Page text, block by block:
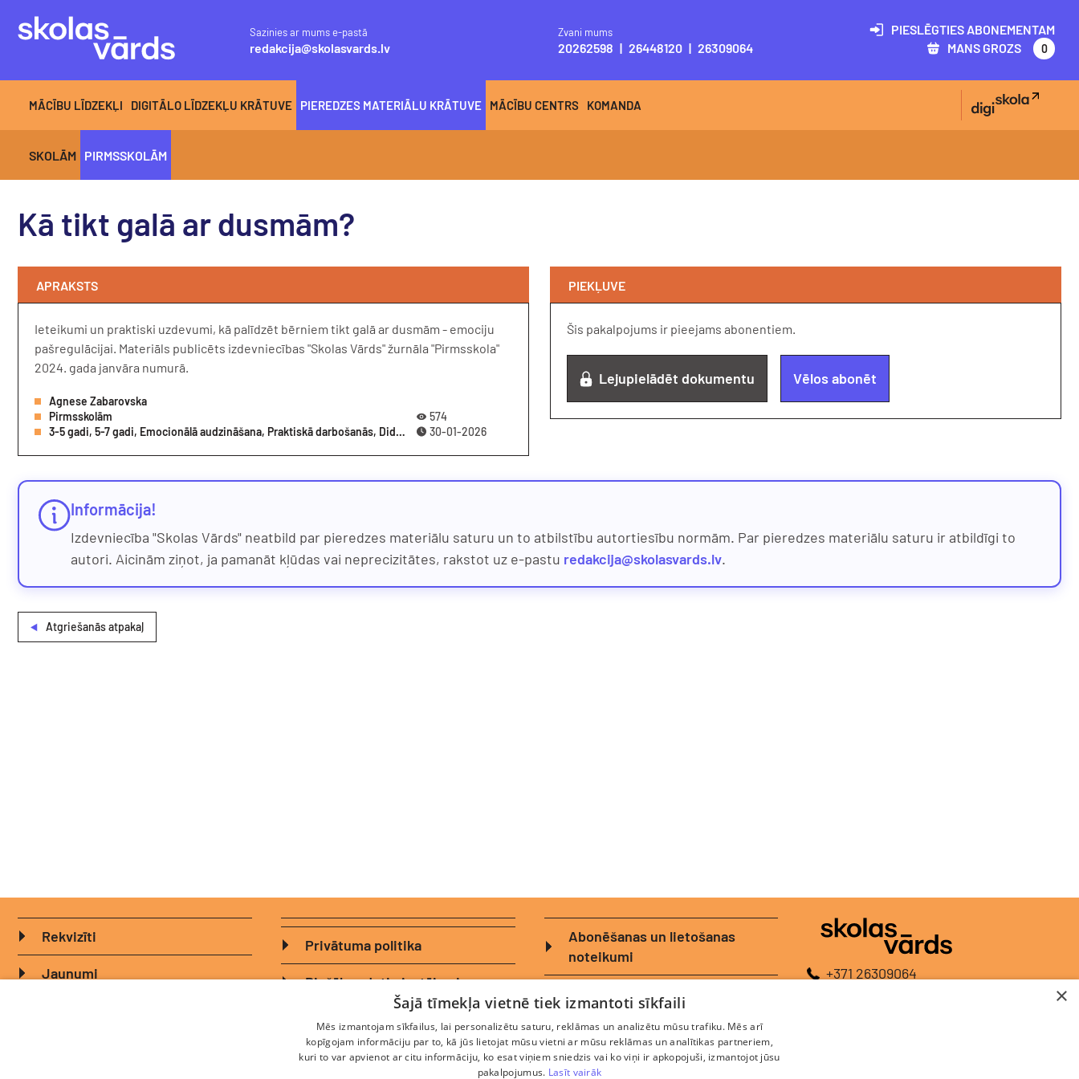
Sazinies ar mums e-pastā
redakcija@skolasvards.lv
Zvani mums
20262598 | 26448120 | 26309064
PIESLĒGTIES ABONEMENTAM
MANS GROZS
0
MĀCĪBU LĪDZEKĻI DIGITĀLO LĪDZEKĻU KRĀTUVE PIEREDZES MATERIĀLU KRĀTUVE MĀCĪBU CENTRS KOMANDA
SKOLĀM PIRMSSKOLĀM
Kā tikt galā ar dusmām?
APRAKSTS
Ieteikumi un praktiski uzdevumi, kā palīdzēt bērniem tikt galā ar dusmām - emociju
pašregulācijai. Materiāls publicēts izdevniecības "Skolas Vārds" žurnāla "Pirmsskola"
2024. gada janvāra numurā.
Agnese Zabarovska
Pirmsskolām
3-5 gadi, 5-7 gadi, Emocionālā audzināšana, Praktiskā darbošanās, Didaktiskie materiāli, Atgādnes
574
30-01-2026
PIEKĻUVE
Šis pakalpojums ir pieejams abonentiem.
Lejupielādēt dokumentu Vēlos abonēt
Informācija!
Izdevniecība "Skolas Vārds" neatbild par pieredzes materiālu saturu un to atbilstību autortiesību normām. Par pieredzes materiālu saturu ir atbildīgi to
autori. Aicinām ziņot, ja pamanāt kļūdas vai neprecizitātes, rakstot uz e-pastu redakcija@skolasvards.lv.
Atgriešanās atpakaļ
Rekvizīti
Jaunumi
Privātuma politika
Biežāk uzdotie jautājumi
Sīkdatņu lietošanas noteikumi
Abonēšanas un lietošanas
noteikumi
Logotipi
+371 26309064
×
Šajā tīmekļa vietnē tiek izmantoti sīkfaili
Mēs izmantojam sīkfailus, lai personalizētu saturu, reklāmas un analizētu mūsu trafiku. Mēs arī
kopīgojam informāciju par to, kā jūs lietojat mūsu vietni ar mūsu reklāmas un analītikas partneriem,
kuri to var apvienot ar citu informāciju, ko esat viņiem sniedzis vai ko viņi ir apkopojuši, izmantojot jūsu
pakalpojumus. Lasīt vairāk